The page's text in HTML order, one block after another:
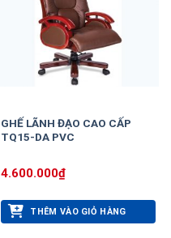
GHẾ LÃNH ĐẠO CAO CẤP
TQ15-DA PVC
4.600.000₫
THÊM VÀO GIỎ HÀNG